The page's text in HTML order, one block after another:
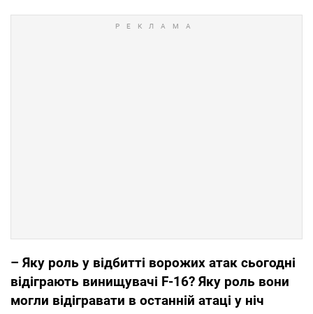
– Яку роль у відбитті ворожих атак сьогодні
відіграють винищувачі F-16? Яку роль вони
могли відігравати в останній атаці у ніч